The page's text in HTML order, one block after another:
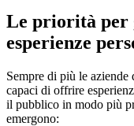
Le priorità per
esperienze
Sempre di più le aziende
capaci di offrire
il pubblico in modo più
emergono: